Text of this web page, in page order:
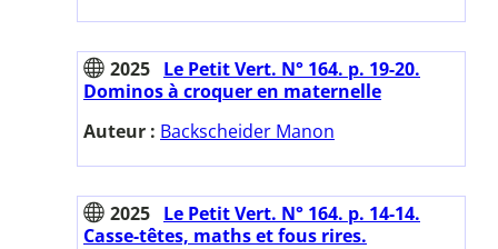
2025 Le Petit Vert. N° 164. p. 19-20.
Dominos à croquer en maternelle
Auteur : Backscheider Manon
2025 Le Petit Vert. N° 164. p. 14-14.
Casse-têtes, maths et fous rires.